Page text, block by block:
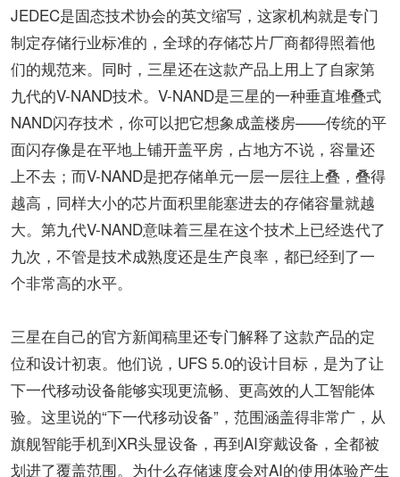
JEDEC是固态技术协会的英文缩写，这家机构就是专门
制定存储行业标准的，全球的存储芯片厂商都得照着他
们的规范来。同时，三星还在这款产品上用上了自家第
九代的V-NAND技术。V-NAND是三星的一种垂直堆叠式
NAND闪存技术，你可以把它想象成盖楼房——传统的平
面闪存像是在平地上铺开盖平房，占地方不说，容量还
上不去；而V-NAND是把存储单元一层一层往上叠，叠得
越高，同样大小的芯片面积里能塞进去的存储容量就越
大。第九代V-NAND意味着三星在这个技术上已经迭代了
九次，不管是技术成熟度还是生产良率，都已经到了一
个非常高的水平。
三星在自己的官方新闻稿里还专门解释了这款产品的定
位和设计初衷。他们说，UFS 5.0的设计目标，是为了让
下一代移动设备能够实现更流畅、更高效的人工智能体
验。这里说的“下一代移动设备”，范围涵盖得非常广，从
旗舰智能手机到XR头显设备，再到AI穿戴设备，全都被
划进了覆盖范围。为什么存储速度会对AI的使用体验产生